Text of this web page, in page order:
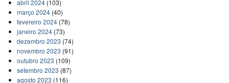
abril 2024(103)
março 2024(40)
fevereiro 2024(78)
janeiro 2024(73)
dezembro 2023 (74)
novembro 2023 (91)
outubro 2023 (109)
setembro 2023 (87)
agosto 2023 (116)